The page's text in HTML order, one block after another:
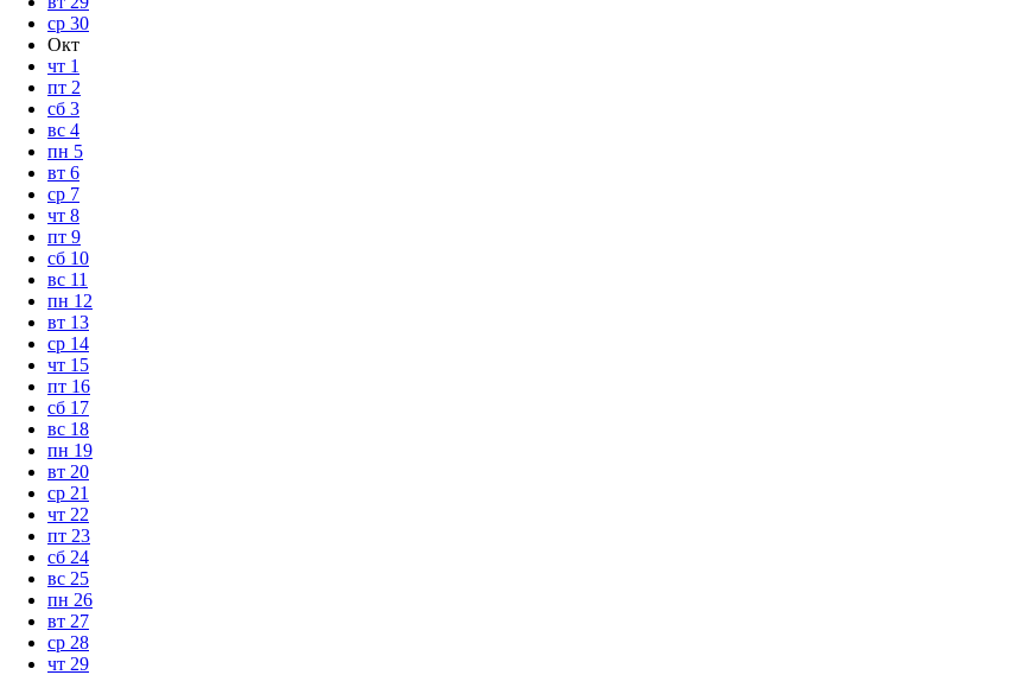
ср 30
Окт
чт 1
пт 2
сб 3
вс 4
пн 5
вт 6
ср 7
чт 8
пт 9
сб 10
вс 11
пн 12
вт 13
ср 14
чт 15
пт 16
сб 17
вс 18
пн 19
вт 20
ср 21
чт 22
пт 23
сб 24
вс 25
пн 26
вт 27
ср 28
чт 29